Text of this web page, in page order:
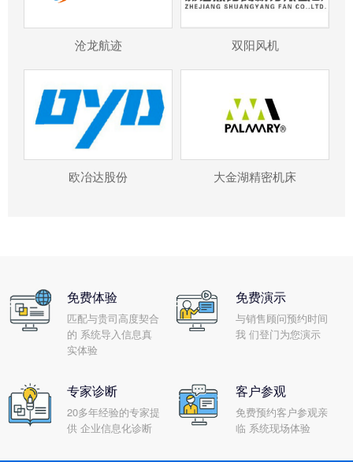
沧龙航迹 双阳风机
欧冶达股份 大金湖精密机床
免费体验
匹配与贵司高度契合
的 系统导入信息真
实体验
免费演示
与销售顾问预约时间
我 们登门为您演示
专家诊断
20多年经验的专家提
供 企业信息化诊断
客户参观
免费预约客户参观亲
临 系统现场体验